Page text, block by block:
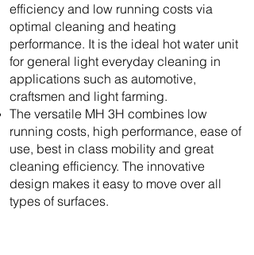
efficiency and low running costs via
optimal cleaning and heating
performance. It is the ideal hot water unit
for general light everyday cleaning in
applications such as automotive,
craftsmen and light farming.
The versatile MH 3H combines low
running costs, high performance, ease of
use, best in class mobility and great
cleaning efficiency. The innovative
design makes it easy to move over all
types of surfaces.